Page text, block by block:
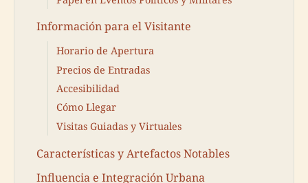
Información para el Visitante
Horario de Apertura
Precios de Entradas
Accesibilidad
Cómo Llegar
Visitas Guiadas y Virtuales
Características y Artefactos Notables
Influencia e Integración Urbana